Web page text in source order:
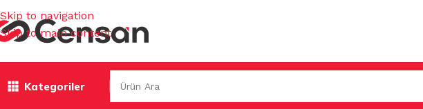
Skip to navigation
Skip to main content
Kategoriler
İŞ GÜVENLİĞİ & HIRDAVAT/BANTLAR & YAPIŞTIRICILAR/